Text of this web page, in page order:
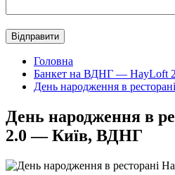
Головна
Банкет на ВДНГ — HayLoft
День народження в
День народження в
2.0 — Київ, ВДНГ